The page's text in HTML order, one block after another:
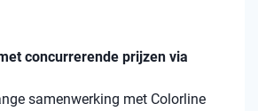
concurrerende prijzen via
samenwerking met Colorline